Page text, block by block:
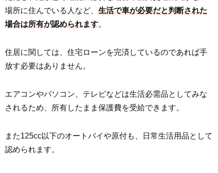
場所に住んでいる人など、 生活で車が必要だと判断された
場合は所有が認められます。
住居に関しては、住宅ローンを完済しているのであれば手
放す必要はありません。
エアコンやパソコン、テレビなどは生活必需品としてみな
されるため、所有したまま保護費を受給できます。
また125cc以下のオートバイや原付も、日常生活用品として
認められます。